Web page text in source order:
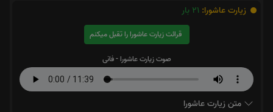
زیارت عاشورا: 21 بار
قرائت زیارت عاشورا را تقبل میکنم
صوت زیارت عاشورا - فانی
متن زیارت عاشورا